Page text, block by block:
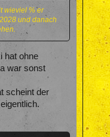
wieviel % er
und danach
hat ohne
war sonst
scheint der